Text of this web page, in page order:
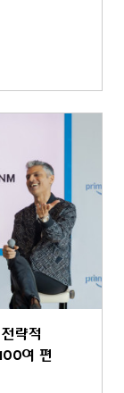
략적
여 편